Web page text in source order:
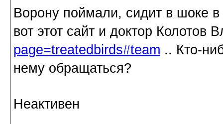
Ворону поймали, сидит в шоке
вот этот сайт и доктор Колотов
page=treatedbirds#team .. Кто-
нему обращаться?
Неактивен